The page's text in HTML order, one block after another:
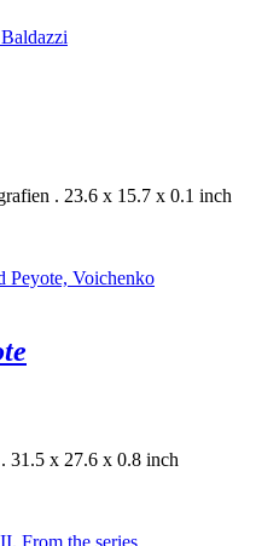
. 23.6 x 15.7 x 0.1 inch
31.5 x 27.6 x 0.8 inch